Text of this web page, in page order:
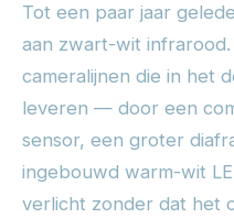
Tot een paar jaar
aan zwart-wit
cameralijnen die in het
leveren — door een
sensor, een groter
ingebouwd warm-wit
verlicht zonder dat het